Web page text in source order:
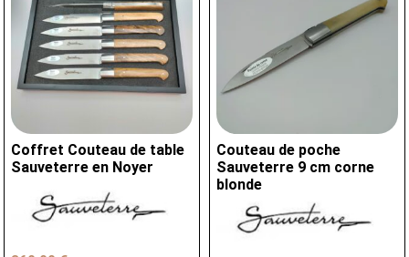
Coffret Couteau de table
Sauveterre en Noyer
Couteau de poche
Sauveterre 9 cm corne
blonde